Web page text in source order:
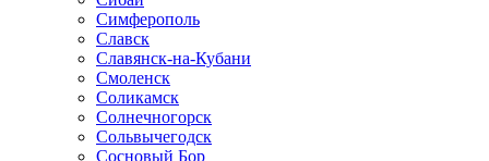
Симферополь
Славск
Славянск-на-Кубани
Смоленск
Соликамск
Солнечногорск
Сольвычегодск
Сосновый Бор